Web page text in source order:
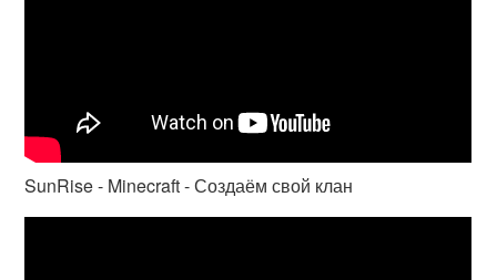
SunRise - Minecraft - Создаём свой клан